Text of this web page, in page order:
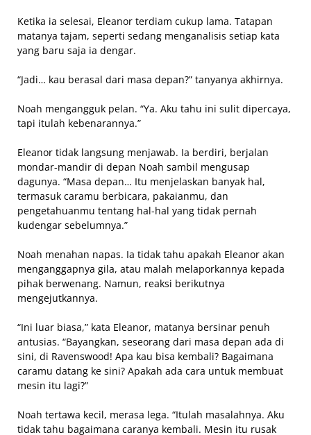
Ketika ia selesai, Eleanor terdiam cukup lama. Tatapan
matanya tajam, seperti sedang menganalisis setiap kata
yang baru saja ia dengar.
“Jadi… kau berasal dari masa depan?” tanyanya akhirnya.
Noah mengangguk pelan. “Ya. Aku tahu ini sulit dipercaya,
tapi itulah kebenarannya.”
Eleanor tidak langsung menjawab. Ia berdiri, berjalan
mondar-mandir di depan Noah sambil mengusap
dagunya. “Masa depan… Itu menjelaskan banyak hal,
termasuk caramu berbicara, pakaianmu, dan
pengetahuanmu tentang hal-hal yang tidak pernah
kudengar sebelumnya.”
Noah menahan napas. Ia tidak tahu apakah Eleanor akan
menganggapnya gila, atau malah melaporkannya kepada
pihak berwenang. Namun, reaksi berikutnya
mengejutkannya.
“Ini luar biasa,” kata Eleanor, matanya bersinar penuh
antusias. “Bayangkan, seseorang dari masa depan ada di
sini, di Ravenswood! Apa kau bisa kembali? Bagaimana
caramu datang ke sini? Apakah ada cara untuk membuat
mesin itu lagi?”
Noah tertawa kecil, merasa lega. “Itulah masalahnya. Aku
tidak tahu bagaimana caranya kembali. Mesin itu rusak